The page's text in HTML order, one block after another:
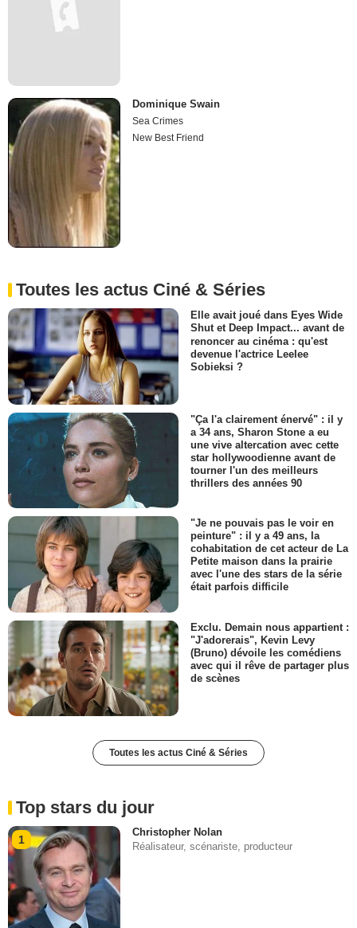
Dominique Swain
Sea Crimes
New Best Friend
Toutes les actus Ciné & Séries
Elle avait joué dans Eyes Wide
Shut et Deep Impact... avant de
renoncer au cinéma : qu'est
devenue l'actrice Leelee
Sobieksi ?
"Ça l'a clairement énervé" : il y
a 34 ans, Sharon Stone a eu
une vive altercation avec cette
star hollywoodienne avant de
tourner l'un des meilleurs
thrillers des années 90
"Je ne pouvais pas le voir en
peinture" : il y a 49 ans, la
cohabitation de cet acteur de La
Petite maison dans la prairie
avec l'une des stars de la série
était parfois difficile
Exclu. Demain nous appartient :
"J'adorerais", Kevin Levy
(Bruno) dévoile les comédiens
avec qui il rêve de partager plus
de scènes
Toutes les actus Ciné & Séries
Top stars du jour
1
Christopher Nolan
Réalisateur, scénariste, producteur